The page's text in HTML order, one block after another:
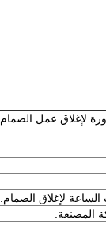
لإغلاق عمل الصمام
لإغلاق الصمام.
المصنعة.